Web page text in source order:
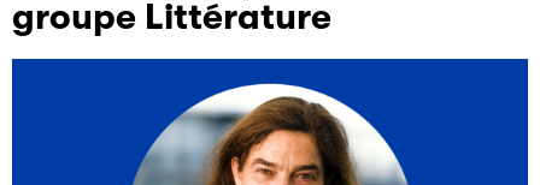
groupe Littérature